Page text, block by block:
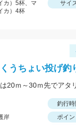
カ）5杯、マ
カ）4杯
サイ
うちょい投げ
釣行時
岸
ポイン